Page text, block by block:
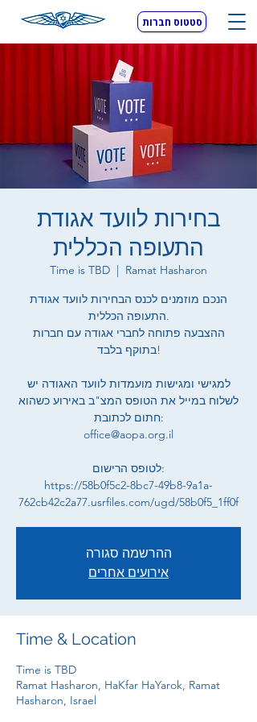
סטטוס חברות
בחירות לוועד אגודת
התעופה הכללית
Time is TBD
  |
Ramat Hasharon
הנכם מוזמנים לכנס הבחירות לוועד אגודת
התעופה הכללית.
ההצבעה פתוחה לחברי אגודה עם חברות
בתוקף בלבד!
למגישי ומגישות מועמדות לוועד האגודה יש
לשלוח במייל את הטופס המצ"ב באירוע כשהוא
חתום לכתובת:
office@aopa.org.il
לטופס הרישום:
https://58b0f5c2-8bc7-49b8-9a1a-
762cb42c2a77.usrfiles.com/ugd/58b0f5_1ff0f
ההרשמה סגורה
אירועים אחרים
Time & Location
Time is TBD
Ramat Hasharon, HaKfar HaYarok, Ramat
Hasharon, Israel